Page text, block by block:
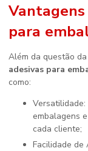
para
Além da questão
adesivas para
como:
Versatilidade: Podem ser utilizadas em diferentes tipos de
embalagens
cada cliente;
Facilidade de Aplicação: São práticas e simples de serem